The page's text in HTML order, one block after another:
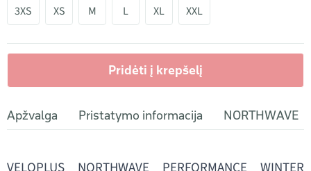
3XS XS M L XL XXL
Pridėti į krepšelį
Apžvalga Pristatymo informacija NORTHWAVE